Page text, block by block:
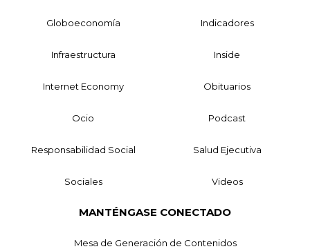
Globoeconomía Indicadores
Infraestructura Inside
Internet Economy Obituarios
Ocio Podcast
Responsabilidad Social Salud Ejecutiva
Sociales Videos
MANTÉNGASE CONECTADO
Mesa de Generación de Contenidos